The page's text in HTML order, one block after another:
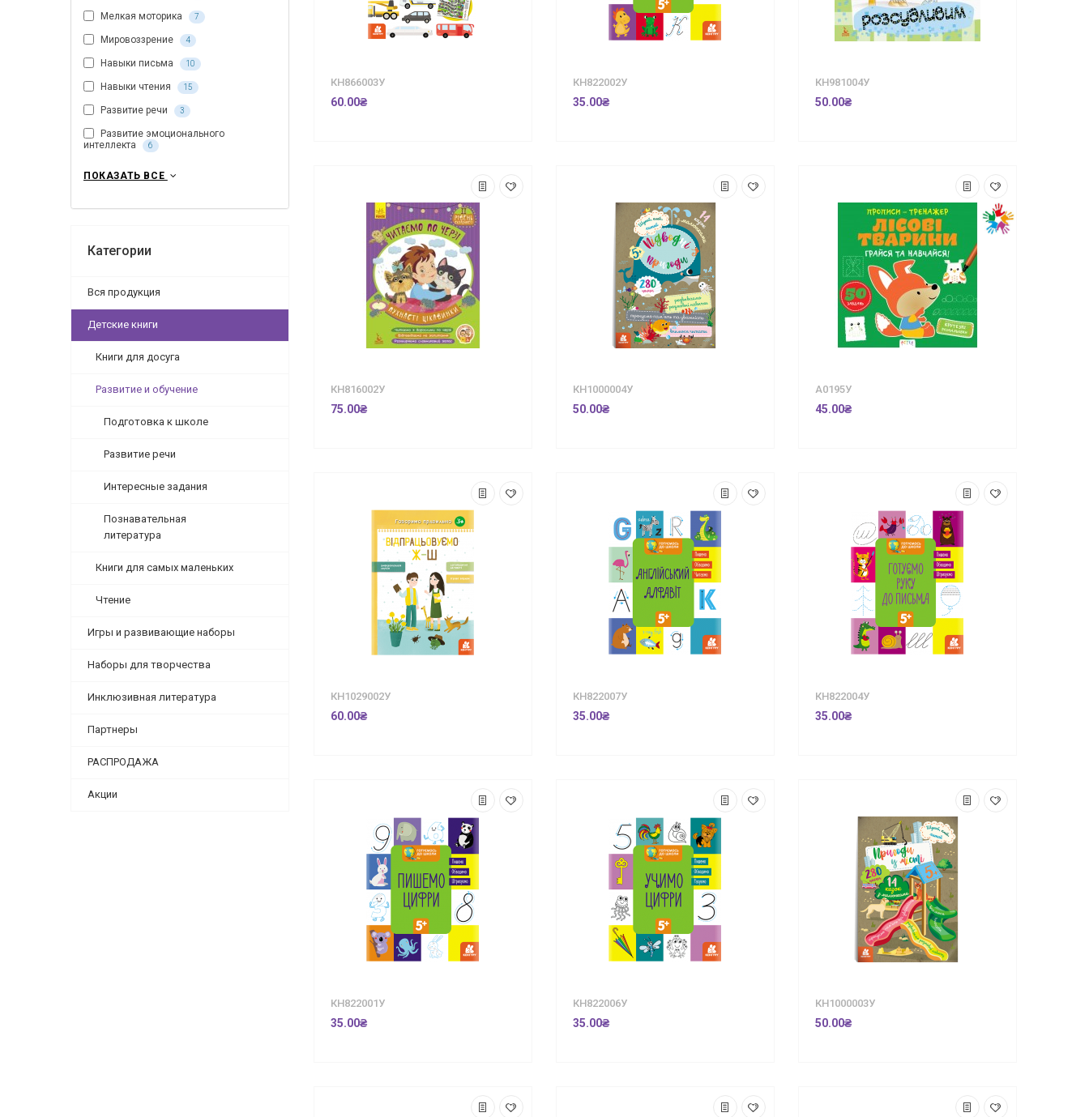
Мелкая моторика 7
Мировоззрение 4
Навыки письма 10
Навыки чтения 15
Развитие речи 3
Развитие эмоционального
интеллекта
6
ПОКАЗАТЬ ВСЕ
Категории
Вся продукция
Детские книги
Книги для досуга
Развитие и обучение
Подготовка к школе
Развитие речи
Интересные задания
Познавательная
литература
Книги для самых маленьких
Чтение
Игры и развивающие наборы
Наборы для творчества
Инклюзивная литература
Партнеры
РАСПРОДАЖА
Акции
КН866003У
60.00₴
КН822002У
35.00₴
КН981004У
50.00₴
КН816002У
75.00₴
КН1000004У
50.00₴
А0195У
45.00₴
КН1029002У
60.00₴
КН822007У
35.00₴
КН822004У
35.00₴
КН822001У
35.00₴
КН822006У
35.00₴
КН1000003У
50.00₴